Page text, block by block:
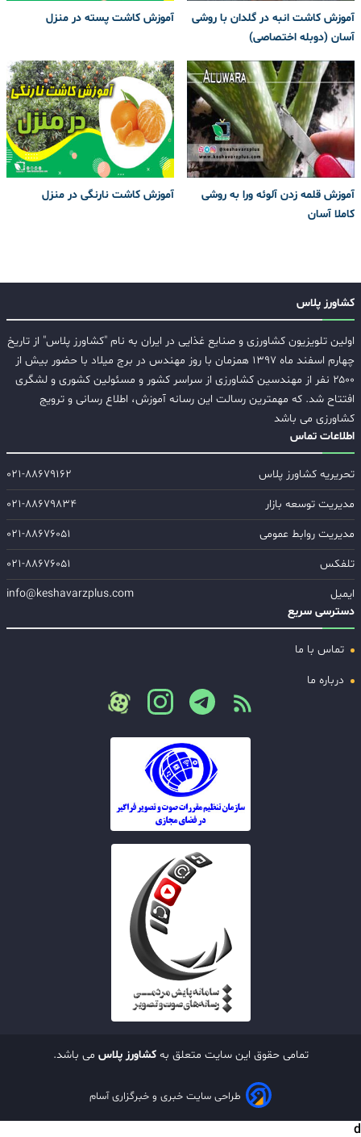
آموزش کاشت انبه در گلدان با روشی
آسان (دوبله اختصاصی)
آموزش کاشت پسته در منزل
آموزش قلمه زدن آلوئه ورا به روشی
کاملا آسان
آموزش کاشت نارنگی در منزل
کشاورز پلاس
اولین تلویزیون کشاورزی و صنایع غذایی در ایران به نام "کشاورز پلاس" از تاریخ
چهارم اسفند ماه ۱۳۹۷ همزمان با روز مهندس در برج میلاد با حضور بیش از
۲۵۰۰ نفر از مهندسین کشاورزی از سراسر کشور و مسئولین کشوری و لشگری
افتتاح شد. که مهمترین رسالت این رسانه آموزش، اطلاع رسانی و ترویج
کشاورزی می باشد
اطلاعات تماس
تحریریه کشاورز پلاس
۰۲۱-۸۸۶۷۹۱۶۲
مدیریت توسعه بازار
۰۲۱-۸۸۶۷۹۸۳۴
مدیریت روابط عمومی
۰۲۱-۸۸۶۷۶۰۵۱
تلفکس
۰۲۱-۸۸۶۷۶۰۵۱
ایمیل
info@keshavarzplus.com
دسترسی سریع
تماس با ما
درباره ما
تمامی حقوق این سایت متعلق بهکشاورز پلاس می باشد.
طراحی سایت خبری و خبرگزاری آسام
d